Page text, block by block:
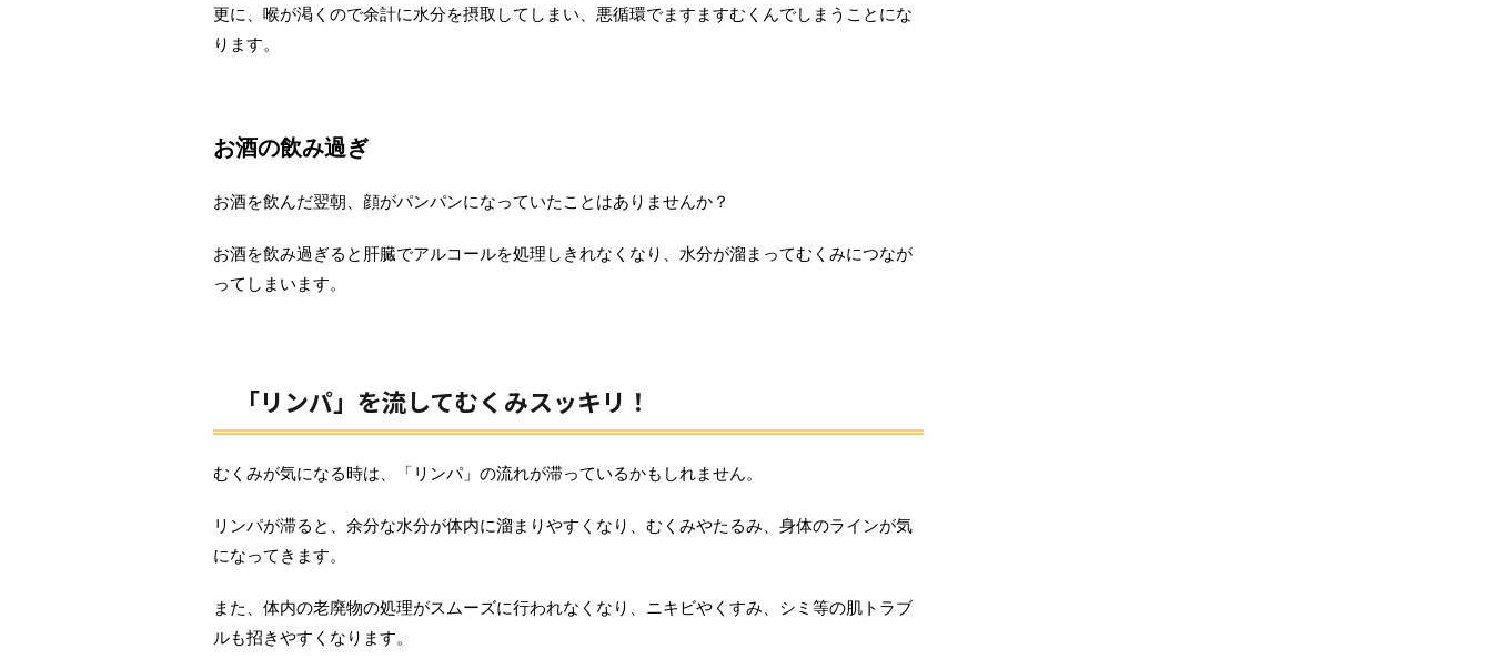
更に、喉が渇くので余計に水分を摂取してしまい、悪循環でますますむくんでしまうことにな
ります。
お酒の飲み過ぎ
お酒を飲んだ翌朝、顔がパンパンになっていたことはありませんか？
お酒を飲み過ぎると肝臓でアルコールを処理しきれなくなり、水分が溜まってむくみにつなが
ってしまいます。
「リンパ」を流してむくみスッキリ！
むくみが気になる時は、「リンパ」の流れが滞っているかもしれません。
リンパが滞ると、余分な水分が体内に溜まりやすくなり、むくみやたるみ、身体のラインが気
になってきます。
また、体内の老廃物の処理がスムーズに行われなくなり、ニキビやくすみ、シミ等の肌トラブ
ルも招きやすくなります。